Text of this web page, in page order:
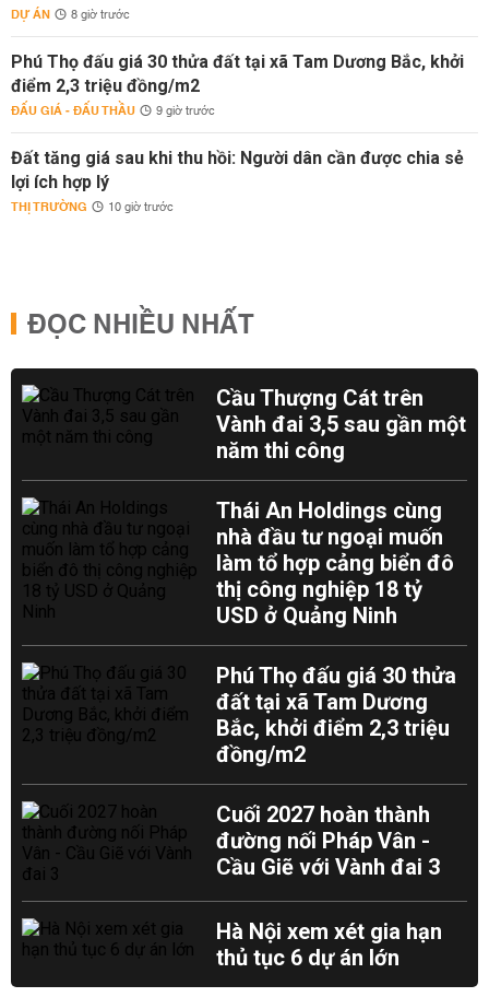
DỰ ÁN 8 giờ trước
Phú Thọ đấu giá 30 thửa đất tại xã Tam Dương Bắc, khởi
điểm 2,3 triệu đồng/m2
ĐẤU GIÁ - ĐẤU THẦU 9 giờ trước
Đất tăng giá sau khi thu hồi: Người dân cần được chia sẻ
lợi ích hợp lý
THỊ TRƯỜNG 10 giờ trước
ĐỌC NHIỀU NHẤT
Cầu Thượng Cát trên
Vành đai 3,5 sau gần một
năm thi công
Thái An Holdings cùng
nhà đầu tư ngoại muốn
làm tổ hợp cảng biển đô
thị công nghiệp 18 tỷ
USD ở Quảng Ninh
Phú Thọ đấu giá 30 thửa
đất tại xã Tam Dương
Bắc, khởi điểm 2,3 triệu
đồng/m2
Cuối 2027 hoàn thành
đường nối Pháp Vân -
Cầu Giẽ với Vành đai 3
Hà Nội xem xét gia hạn
thủ tục 6 dự án lớn